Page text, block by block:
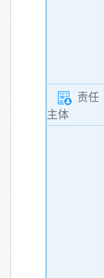
责任
主体